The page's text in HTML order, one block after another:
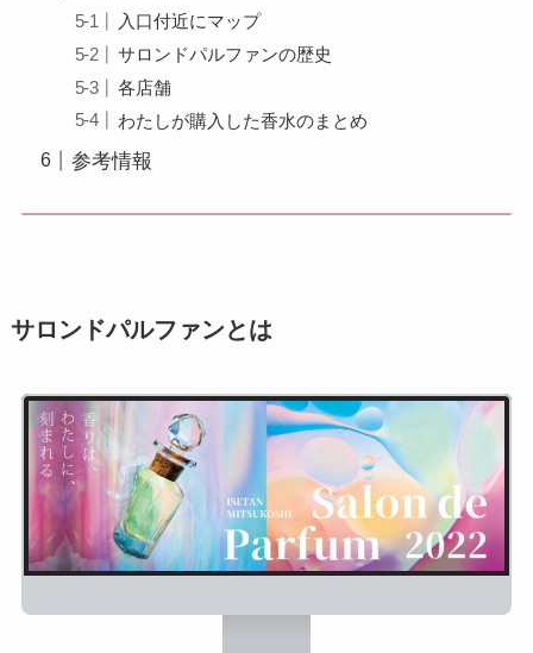
入口付近にマップ
サロンドパルファンの歴史
各店舗
わたしが購入した香水のまとめ
参考情報
サロンドパルファンとは